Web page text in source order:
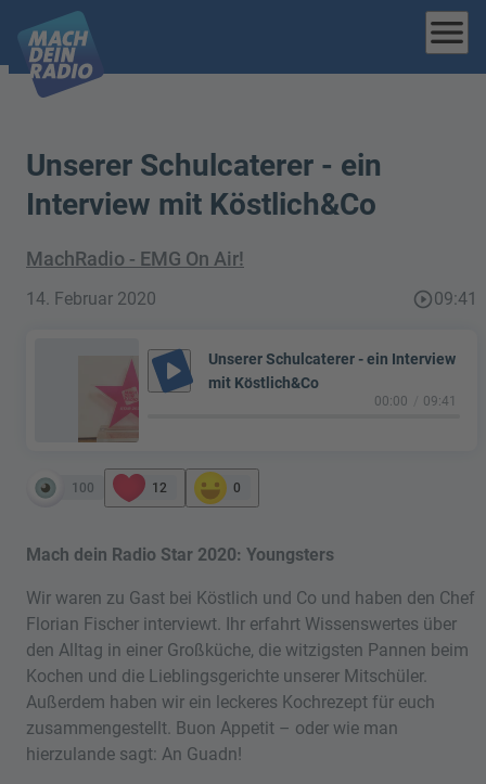
menu
Unserer Schulcaterer - ein
Interview mit Köstlich&Co
MachRadio - EMG On Air!
14. Februar 2020 play_circle_outline09:41
play_arrow
Unserer Schulcaterer - ein Interview
mit Köstlich&Co
00:00 09:41
100 12 0
Mach dein Radio Star 2020: Youngsters
Wir waren zu Gast bei Köstlich und Co und haben den Chef
Florian Fischer interviewt. Ihr erfahrt Wissenswertes über
den Alltag in einer Großküche, die witzigsten Pannen beim
Kochen und die Lieblingsgerichte unserer Mitschüler.
Außerdem haben wir ein leckeres Kochrezept für euch
zusammengestellt. Buon Appetit – oder wie man
hierzulande sagt: An Guadn!